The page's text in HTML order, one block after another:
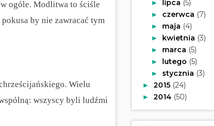
ogóle. Modlitwa to ściśle
by nie zawracać tym
Wielu
wszyscy byli ludźmi
► lipca (5)
► czerwca (7)
► maja (4)
► kwietnia (3)
► marca (5)
► lutego (5)
► stycznia (3)
► 2015 (24)
► 2014 (50)